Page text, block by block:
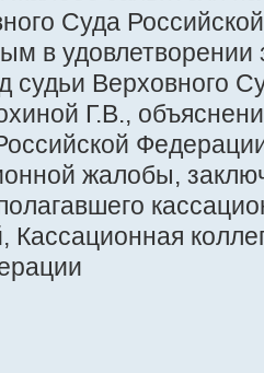
Суда
в удовлетворении
судьи Верховного
Г.В.,
жалобы,
Кассационная